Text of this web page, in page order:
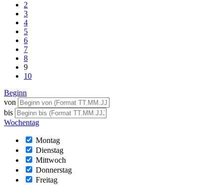
2
3
4
5
6
7
8
9
10
Beginn
von
bis
Wochentag
Montag
Dienstag
Mittwoch
Donnerstag
Freitag